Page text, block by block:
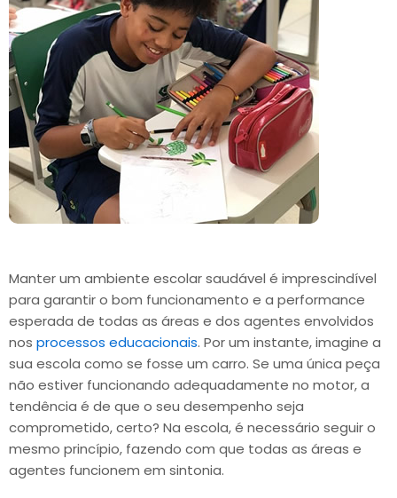
Manter um ambiente escolar saudável é imprescindível
para garantir o bom funcionamento e a performance
esperada de todas as áreas e dos agentes envolvidos
nos processos educacionais. Por um instante, imagine a
sua escola como se fosse um carro. Se uma única peça
não estiver funcionando adequadamente no motor, a
tendência é de que o seu desempenho seja
comprometido, certo? Na escola, é necessário seguir o
mesmo princípio, fazendo com que todas as áreas e
agentes funcionem em sintonia.